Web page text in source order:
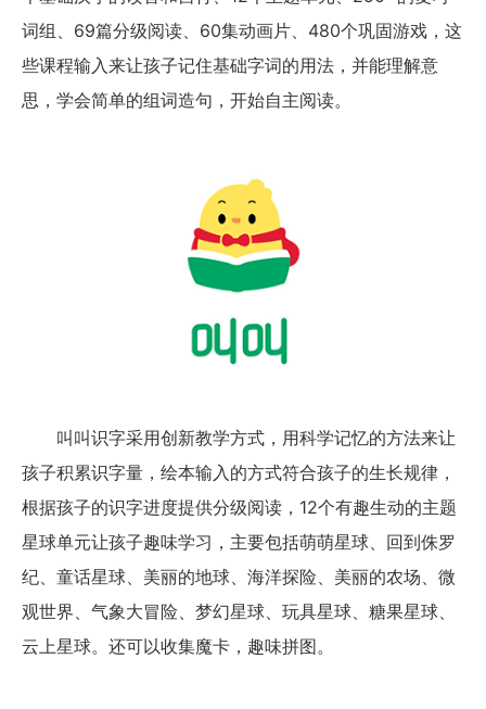
词组、69篇分级阅读、60集动画片、480个巩固游戏，这
些课程输入来让孩子记住基础字词的用法，并能理解意
思，学会简单的组词造句，开始自主阅读。
叫叫识字采用创新教学方式，用科学记忆的方法来让
孩子积累识字量，绘本输入的方式符合孩子的生长规律，
根据孩子的识字进度提供分级阅读，12个有趣生动的主题
星球单元让孩子趣味学习，主要包括萌萌星球、回到侏罗
纪、童话星球、美丽的地球、海洋探险、美丽的农场、微
观世界、气象大冒险、梦幻星球、玩具星球、糖果星球、
云上星球。还可以收集魔卡，趣味拼图。